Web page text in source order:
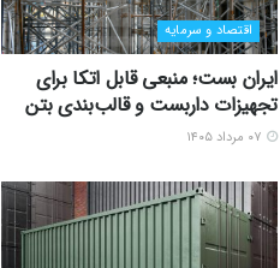
اقتصاد و سرمایه
ایران بست؛ منبعی قابل اتکا برای
تجهیزات داربست و قالب‌بندی بتن